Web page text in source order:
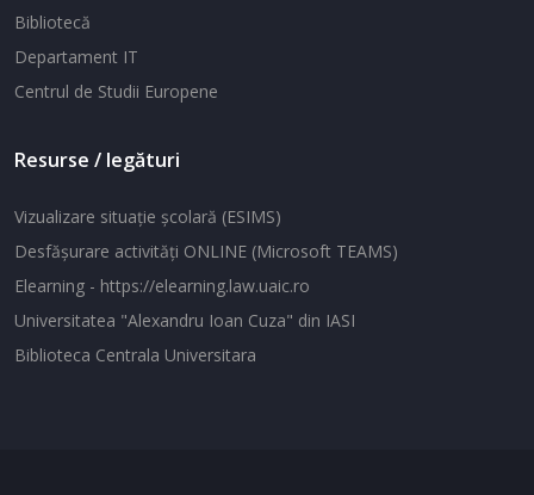
Bibliotecă
Departament IT
Centrul de Studii Europene
Resurse / legături
Vizualizare situaţie şcolară (ESIMS)
Desfăşurare activităţi ONLINE (Microsoft TEAMS)
Elearning - https://elearning.law.uaic.ro
Universitatea "Alexandru Ioan Cuza" din IASI
Biblioteca Centrala Universitara